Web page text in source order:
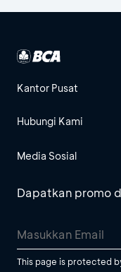
Kantor Pusat
Hubungi Kami
Media Sosial
Dapatkan promo
This page is protected